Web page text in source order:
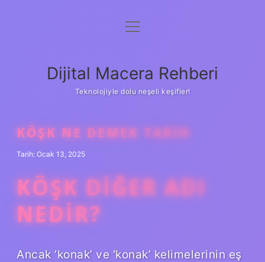
Anasayfa
Yasal Uyarı
menüyü
Dijital Macera Rehberi
Teknolojiyle dolu neşeli keşifler!
KÖŞK NE DEMEK TARIH
Tarih: Ocak 13, 2025
KÖŞK DIĞER ADI
NEDIR?
Ancak ‘konak’ ve ‘konak’ kelimelerinin eş